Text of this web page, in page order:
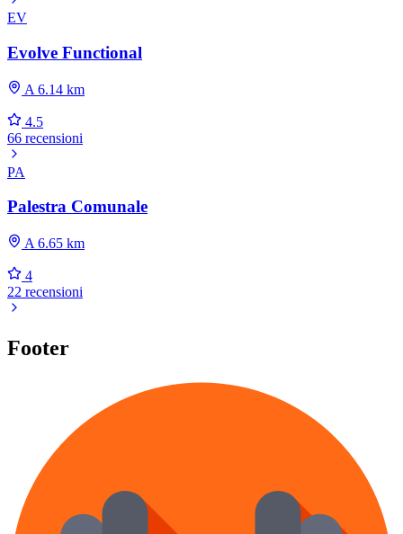
EV
Evolve Functional
A 6.14 km
4.5
66 recensioni
PA
Palestra Comunale
A 6.65 km
4
22 recensioni
Footer